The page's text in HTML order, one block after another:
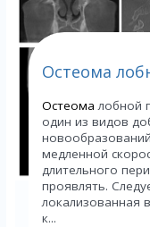
Остеома
Остеома лобной
один из видов
медленной
длительного
проявлять.
локализованная
к...